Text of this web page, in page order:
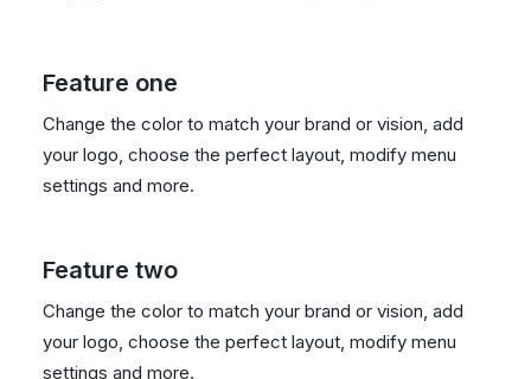
Feature one
Change the color to match your brand or vision, add
your logo, choose the perfect layout, modify menu
settings and more.
Feature two
Change the color to match your brand or vision, add
your logo, choose the perfect layout, modify menu
settings and more.